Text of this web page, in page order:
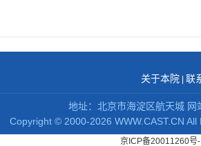
关于本院| 联
地址：北京市海淀区航天城
Copyright ©2000-2026 WWW.CAST.CN All
京ICP备20011260号